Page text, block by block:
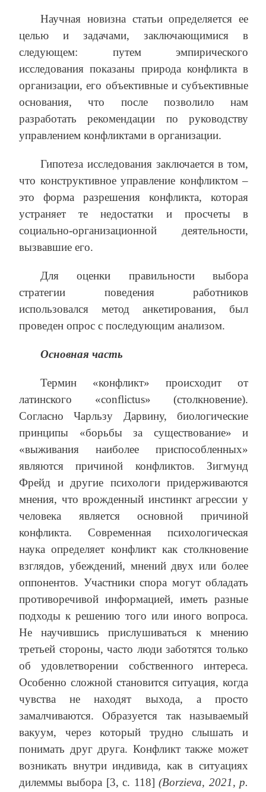
Научная новизна статьи определяется ее
целью и задачами, заключающимися в
следующем: путем эмпирического
исследования показаны природа конфликта в
организации, его объективные и субъективные
основания, что после позволило нам
разработать рекомендации по руководству
управлением конфликтами в организации.
Гипотеза исследования заключается в том,
что конструктивное управление конфликтом –
это форма разрешения конфликта, которая
устраняет те недостатки и просчеты в
социально-организационной деятельности,
вызвавшие его.
Для оценки правильности выбора
стратегии поведения работников
использовался метод анкетирования, был
проведен опрос с последующим анализом.
Основная часть
Термин «конфликт» происходит от
латинского «conflictus» (столкновение).
Согласно Чарльзу Дарвину, биологические
принципы «борьбы за существование» и
«выживания наиболее приспособленных»
являются причиной конфликтов. Зигмунд
Фрейд и другие психологи придерживаются
мнения, что врожденный инстинкт агрессии у
человека является основной причиной
конфликта. Современная психологическая
наука определяет конфликт как столкновение
взглядов, убеждений, мнений двух или более
оппонентов. Участники спора могут обладать
противоречивой информацией, иметь разные
подходы к решению того или иного вопроса.
Не научившись прислушиваться к мнению
третьей стороны, часто люди заботятся только
об удовлетворении собственного интереса.
Особенно сложной становится ситуация, когда
чувства не находят выхода, а просто
замалчиваются. Образуется так называемый
вакуум, через который трудно слышать и
понимать друг друга. Конфликт также может
возникать внутри индивида, как в ситуациях
дилеммы выбора [3, c. 118](Borzieva, 2021, р.